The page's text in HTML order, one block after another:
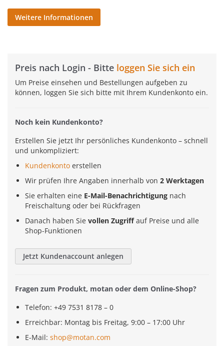
Weitere Informationen
Preis nach Login - Bitte loggen Sie sich ein
Um Preise einsehen und Bestellungen aufgeben zu
können, loggen Sie sich bitte mit Ihrem Kundenkonto ein.
Noch kein Kundenkonto?
Erstellen Sie jetzt Ihr persönliches Kundenkonto – schnell
und unkompliziert:
Kundenkonto erstellen
Wir prüfen Ihre Angaben innerhalb von 2 Werktagen
Sie erhalten eine E-Mail-Benachrichtigung nach
Freischaltung oder bei Rückfragen
Danach haben Sie vollen Zugriffauf Preise und alle
Shop-Funktionen
Jetzt Kundenaccount anlegen
Fragen zum Produkt, motan oder dem Online-Shop?
Telefon: +49 7531 8178 – 0
Erreichbar: Montag bis Freitag, 9:00 – 17:00 Uhr
E-Mail: shop@motan.com